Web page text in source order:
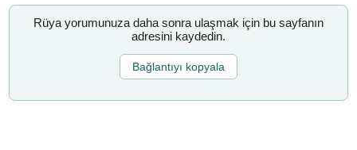
Rüya yorumunuza daha sonra ulaşmak için bu sayfanın
adresini kaydedin.
Bağlantıyı kopyala